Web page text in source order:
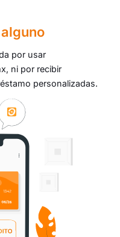
por usar
ni por recibir
personalizadas.